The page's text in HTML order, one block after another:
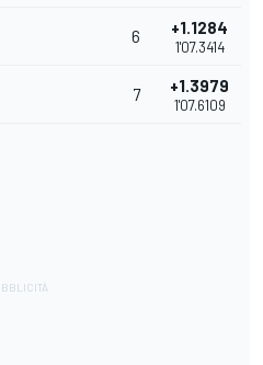
6 +1.1284
1'07.3414
7 +1.3979
1'07.6109